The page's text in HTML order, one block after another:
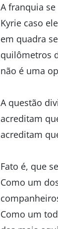
A franquia
Kyrie caso
em quadra
quilômetros
não é uma
A questão
acreditam
acreditam
Fato é, que
Como um
Como um